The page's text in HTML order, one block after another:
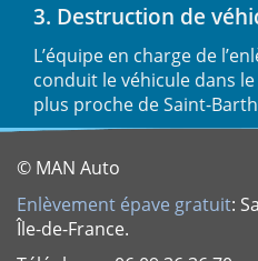
3. Destruction de
L’équipe en charge de
conduit le véhicule dans le
plus proche de Saint-
© MAN Auto
Enlèvement épave gratuit:
Île-de-France.